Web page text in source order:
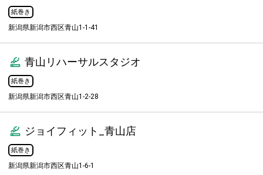
紙巻き
新潟県新潟市西区青山1-1-41
青山リハーサルスタジオ
紙巻き
新潟県新潟市西区青山1-2-28
ジョイフィット_青山店
紙巻き
新潟県新潟市西区青山1-6-1